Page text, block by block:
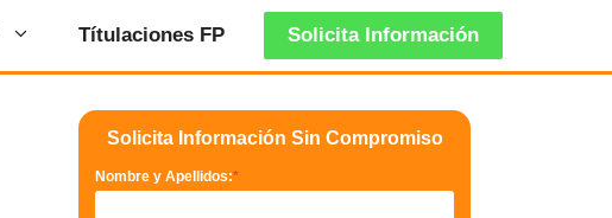
Títulaciones FP Solicita Información
Solicita Información Sin Compromiso
Nombre y Apellidos:*